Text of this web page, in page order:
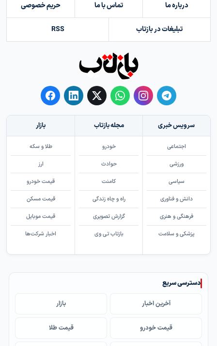
درباره ما تماس با ما حریم خصوصی
تبلیغات در بازتاب RSS
سرویس خبری
اجتماعی
ورزشی
سیاسی
دانش و فناوری
فرهنگی و هنری
پزشکی و سلامت
مجله بازتاب
خودرو
حوادث
کامنت
راه و چاه زندگی
گزارش تصویری
بازتاب تی وی
بازار
طلا و سکه
ارز
قیمت خودرو
قیمت مسکن
قیمت موبایل
اخبار شرکت‌ها
دسترسی سریع
آخرین اخبار بازار
قیمت خودرو قیمت طلا